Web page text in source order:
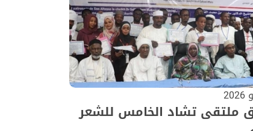
ملتقى تشاد الخامس للشعر